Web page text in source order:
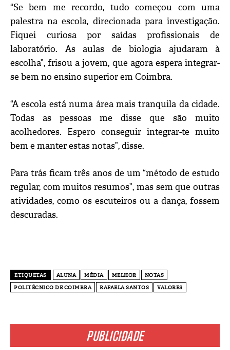
PUBLICIDADE
“Se bem me recordo, tudo começou com uma
palestra na escola, direcionada para investigação.
Fiquei curiosa por saídas profissionais de
laboratório. As aulas de biologia ajudaram à
escolha”, frisou a jovem, que agora espera integrar-
se bem no ensino superior em Coimbra.
“A escola está numa área mais tranquila da cidade.
Todas as pessoas me disse que são muito
acolhedores. Espero conseguir integrar-te muito
bem e manter estas notas”, disse.
Para trás ficam três anos de um “método de estudo
regular, com muitos resumos”, mas sem que outras
atividades, como os escuteiros ou a dança, fossem
descuradas.
ETIQUETAS ALUNA MÉDIA MELHOR
NOTAS
POLITÉCNICO DE COIMBRA
RAFAELA SANTOS VALORES